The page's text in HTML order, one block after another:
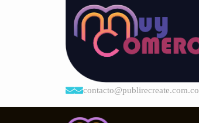
contacto@publirecreate.com.co